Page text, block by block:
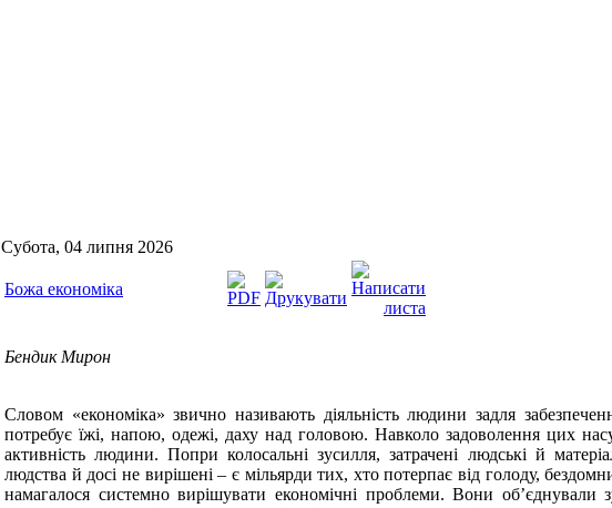
Субота, 04 липня 2026
Божа економіка
Бендик Мирон
Словом «економіка» звично називають діяльність людини задля
потребує їжі, напою, одежі, даху над головою. Навколо задоволення цих
активність людини. Попри колосальні зусилля, затрачені людські й
людства й досі не вирішені – є мільярди тих, хто потерпає від голоду,
намагалося системно вирішувати економічні проблеми. Вони об’єднували